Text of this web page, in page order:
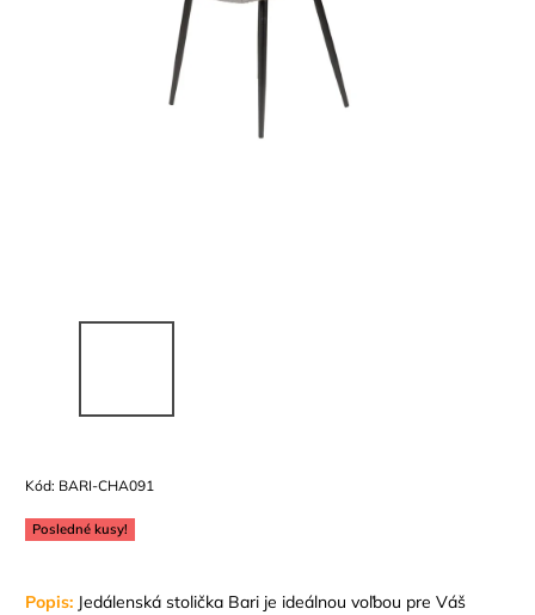
Kód: BARI-CHA091
Posledné kusy!
Popis: Jedálenská stolička Bari je ideálnou voľbou pre Váš